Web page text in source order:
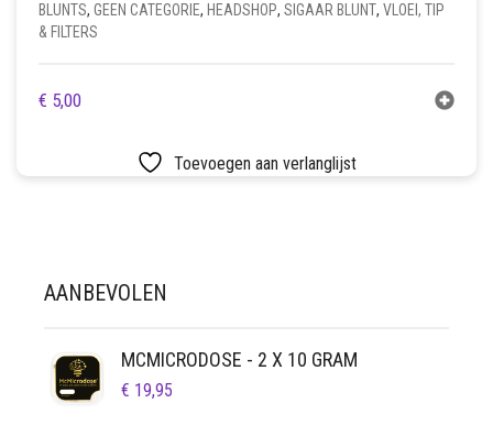
BLUNTS, GEEN CATEGORIE, HEADSHOP, SIGAAR BLUNT, VLOEI, TIP
& FILTERS
€ 5,00
Toevoegen aan verlanglijst
AANBEVOLEN
MCMICRODOSE - 2 X 10 GRAM
€ 19,95